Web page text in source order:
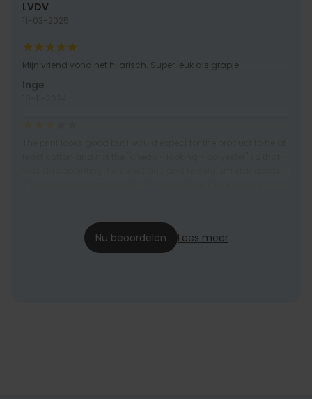
LVDV
11-03-2025
Mijn vriend vond het hilarisch. Super leuk als grapje.
Inge
Nu beoordelen Lees meer